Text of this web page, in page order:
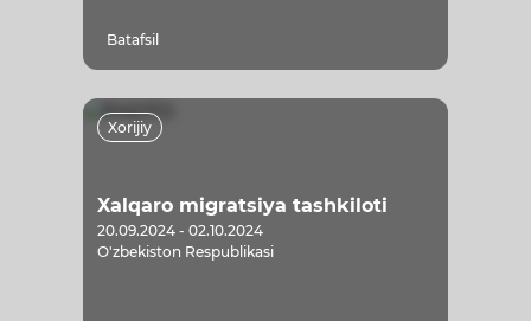
quvvatlash uchun hissasi"
Batafsil
Xorijiy
Xalqaro migratsiya tashkiloti
20.09.2024 - 02.10.2024
O'zbekiston Respublikasi